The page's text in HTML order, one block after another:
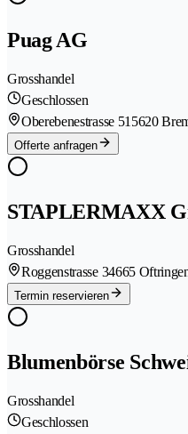
Puag AG
Grosshandel
Geschlossen
Oberebenestrasse 51 5620
Offerte anfragen
STAPLERMAXX
Grosshandel
Roggenstrasse 34665
Termin reservieren
Blumenbörse
Grosshandel
Geschlossen